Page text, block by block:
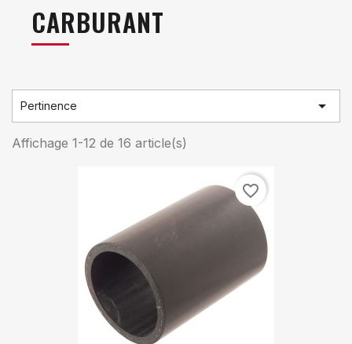
CARBURANT
Pertinence 
Affichage 1-12 de 16 article(s)
favorite_border